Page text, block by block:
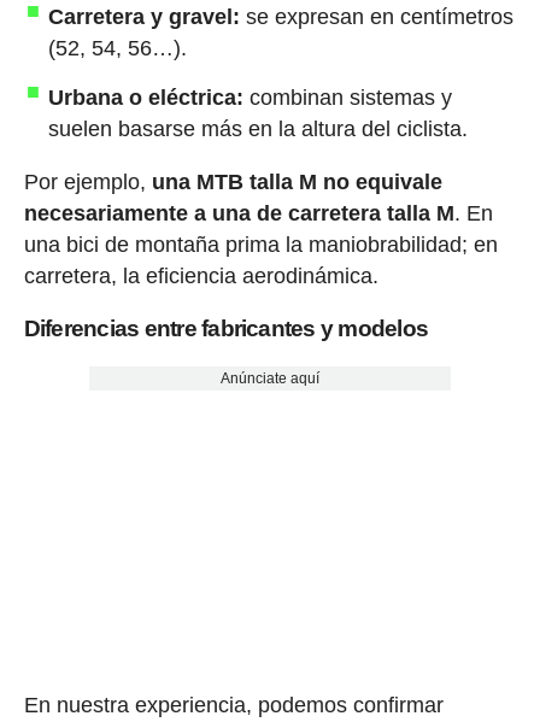
Carretera y gravel: se expresan en centímetros
(52, 54, 56…).
Urbana o eléctrica: combinan sistemas y
suelen basarse más en la altura del ciclista.
Por ejemplo, una MTB talla M no equivale
necesariamente a una de carretera talla M. En
una bici de montaña prima la maniobrabilidad; en
carretera, la eficiencia aerodinámica.
Diferencias entre fabricantes y modelos
Anúnciate aquí
En nuestra experiencia, podemos confirmar